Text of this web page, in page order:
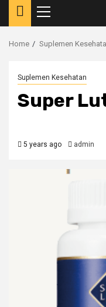
Primary
Menu
Home Suplemen
Suplemen Kesehatan
Super
5 years ago admin